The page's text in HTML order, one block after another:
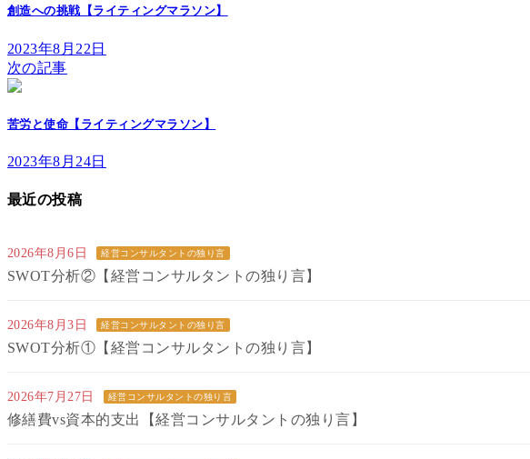
創造への挑戦【ライティングマラソン】
2023年8月22日
次の記事
苦労と使命【ライティングマラソン】
2023年8月24日
最近の投稿
2026年8月6日 経営コンサルタントの独り言
SWOT分析②【経営コンサルタントの独り言】
2026年8月3日 経営コンサルタントの独り言
SWOT分析①【経営コンサルタントの独り言】
2026年7月27日 経営コンサルタントの独り言
修繕費vs資本的支出【経営コンサルタントの独り言】